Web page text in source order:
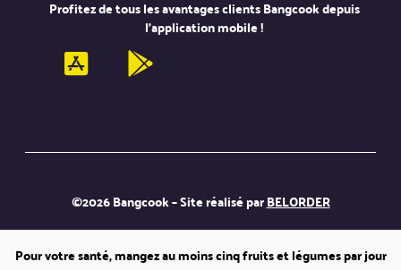
Profitez de tous les avantages clients Bangcook depuis
l’application mobile !
©2026 Bangcook – Site réalisé parBELORDER
Pour votre santé, mangez au moins cinq fruits et légumes par jour